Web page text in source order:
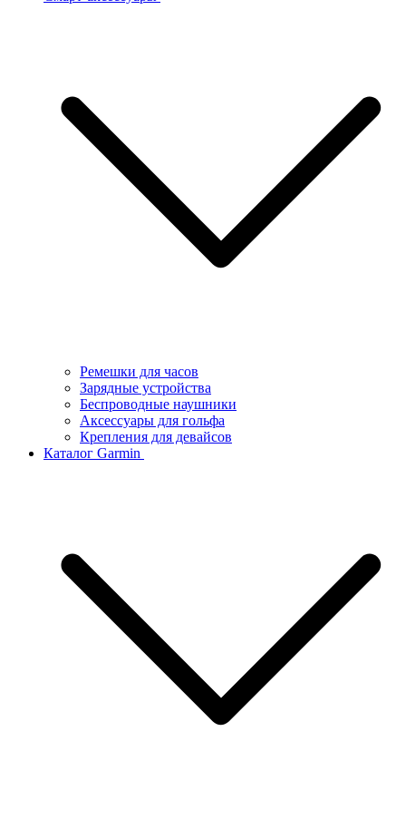
Ремешки для часов
Зарядные устройства
Беспроводные наушники
Аксессуары для гольфа
Крепления для девайсов
Каталог Garmin